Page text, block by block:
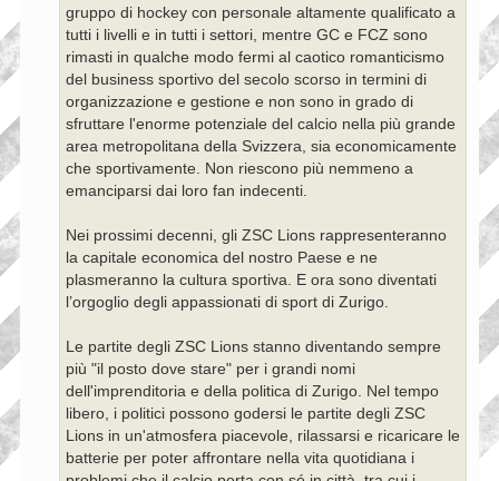
gruppo di hockey con personale altamente qualificato a
tutti i livelli e in tutti i settori, mentre GC e FCZ sono
rimasti in qualche modo fermi al caotico romanticismo
del business sportivo del secolo scorso in termini di
organizzazione e gestione e non sono in grado di
sfruttare l'enorme potenziale del calcio nella più grande
area metropolitana della Svizzera, sia economicamente
che sportivamente. Non riescono più nemmeno a
emanciparsi dai loro fan indecenti.
Nei prossimi decenni, gli ZSC Lions rappresenteranno
la capitale economica del nostro Paese e ne
plasmeranno la cultura sportiva. E ora sono diventati
l’orgoglio degli appassionati di sport di Zurigo.
Le partite degli ZSC Lions stanno diventando sempre
più "il posto dove stare" per i grandi nomi
dell'imprenditoria e della politica di Zurigo. Nel tempo
libero, i politici possono godersi le partite degli ZSC
Lions in un'atmosfera piacevole, rilassarsi e ricaricare le
batterie per poter affrontare nella vita quotidiana i